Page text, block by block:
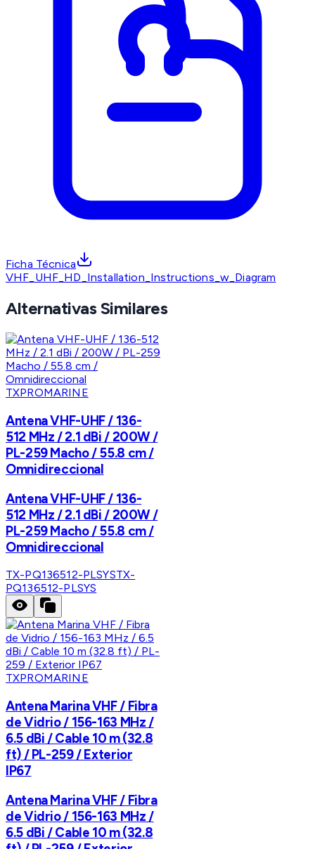
Ficha Técnica
VHF_UHF_HD_Installation_Instructions_w_Diagram
Alternativas Similares
TXPROMARINE
Antena VHF-UHF / 136-
512 MHz / 2.1 dBi / 200W /
PL-259 Macho / 55.8 cm /
Omnidireccional
Antena VHF-UHF / 136-
512 MHz / 2.1 dBi / 200W /
PL-259 Macho / 55.8 cm /
Omnidireccional
TX-PQ136512-PLSYSTX-
PQ136512-PLSYS
TXPROMARINE
Antena Marina VHF / Fibra
de Vidrio / 156-163 MHz /
6.5 dBi / Cable 10 m (32.8
ft) / PL-259 / Exterior
IP67
Antena Marina VHF / Fibra
de Vidrio / 156-163 MHz /
6.5 dBi / Cable 10 m (32.8